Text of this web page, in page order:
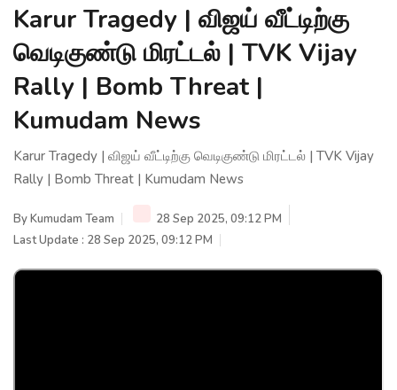
Karur Tragedy | விஜய் வீட்டிற்கு
வெடிகுண்டு மிரட்டல் | TVK Vijay
Rally | Bomb Threat |
Kumudam News
Karur Tragedy | விஜய் வீட்டிற்கு வெடிகுண்டு மிரட்டல் | TVK Vijay
Rally | Bomb Threat | Kumudam News
ByKumudam Team
28 Sep 2025, 09:12 PM
Last Update : 28 Sep 2025, 09:12 PM